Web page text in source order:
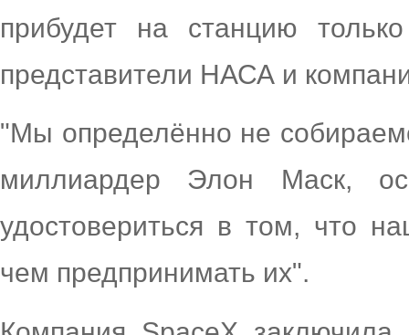
прибудет на станцию
представители НАСА и
"Мы определённо не
миллиардер Элон Маск,
удостовериться в том, что
чем предпринимать их".